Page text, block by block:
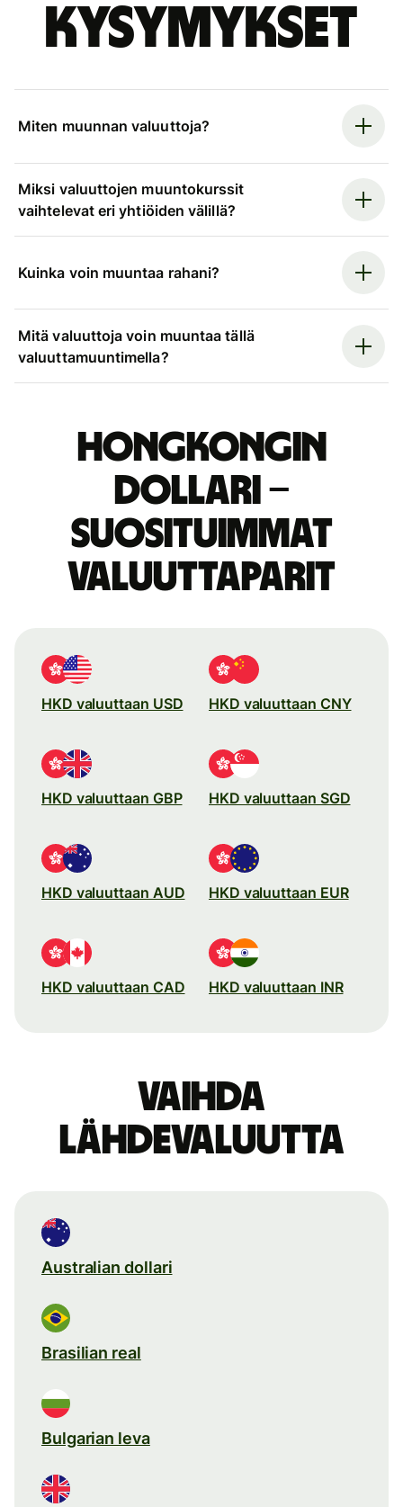
kysymykset
Miten muunnan valuuttoja?
Miksi valuuttojen muuntokurssit
vaihtelevat eri yhtiöiden välillä?
Kuinka voin muuntaa rahani?
Mitä valuuttoja voin muuntaa tällä
valuuttamuuntimella?
Hongkongin
dollari –
suosituimmat
valuuttaparit
HKD valuuttaan USD HKD valuuttaan CNY
HKD valuuttaan GBP HKD valuuttaan SGD
HKD valuuttaan AUD HKD valuuttaan EUR
HKD valuuttaan CAD HKD valuuttaan INR
Vaihda
lähdevaluutta
Australian dollari
Brasilian real
Bulgarian leva